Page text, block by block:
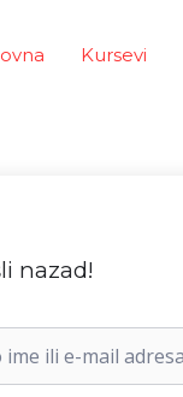
Kursevi
nazad!